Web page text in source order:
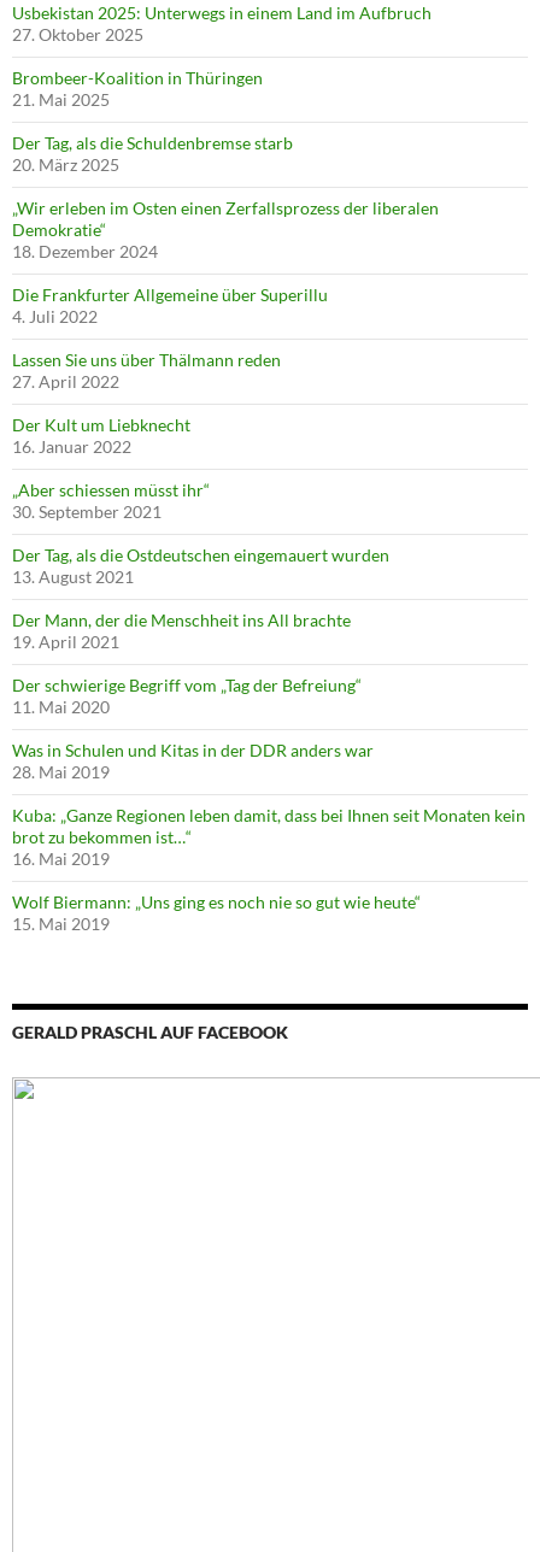
Usbekistan 2025: Unterwegs in einem Land im Aufbruch
27. Oktober 2025
Brombeer-Koalition in Thüringen
21. Mai 2025
Der Tag, als die Schuldenbremse starb
20. März 2025
„Wir erleben im Osten einen Zerfallsprozess der liberalen
Demokratie“
18. Dezember 2024
Die Frankfurter Allgemeine über Superillu
4. Juli 2022
Lassen Sie uns über Thälmann reden
27. April 2022
Der Kult um Liebknecht
16. Januar 2022
„Aber schiessen müsst ihr“
30. September 2021
Der Tag, als die Ostdeutschen eingemauert wurden
13. August 2021
Der Mann, der die Menschheit ins All brachte
19. April 2021
Der schwierige Begriff vom „Tag der Befreiung“
11. Mai 2020
Was in Schulen und Kitas in der DDR anders war
28. Mai 2019
Kuba: „Ganze Regionen leben damit, dass bei Ihnen seit Monaten kein
brot zu bekommen ist…“
16. Mai 2019
Wolf Biermann: „Uns ging es noch nie so gut wie heute“
15. Mai 2019
GERALD PRASCHL AUF FACEBOOK